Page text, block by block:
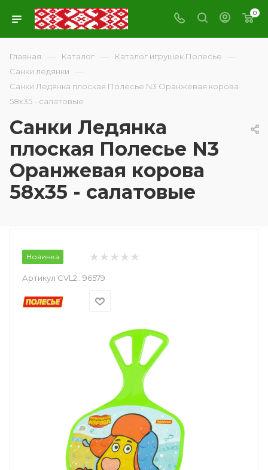
0
Главная — Каталог — Каталог игрушек Полесье —
Санки ледянки —
Санки Ледянка плоская Полесье N3 Оранжевая корова
58х35 - салатовые
Санки Ледянка
плоская Полесье N3
Оранжевая корова
58х35 - салатовые
Новинка
Артикул CVL2:: 96579